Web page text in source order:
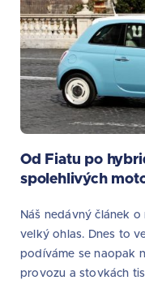
Od Fiatu po
spolehlivých
Náš nedávný článek
velký ohlas. Dnes to
podíváme se naopak
provozu a stovkách